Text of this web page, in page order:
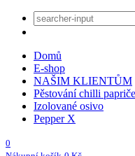
Domů
E-shop
NAŠIM KLIENTŮM
Pěstování chilli
Izolované osivo
Pepper X
0